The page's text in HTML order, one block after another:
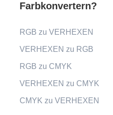
Farbkonvertern?
RGB zu VERHEXEN
VERHEXEN zu RGB
RGB zu CMYK
VERHEXEN zu CMYK
CMYK zu VERHEXEN